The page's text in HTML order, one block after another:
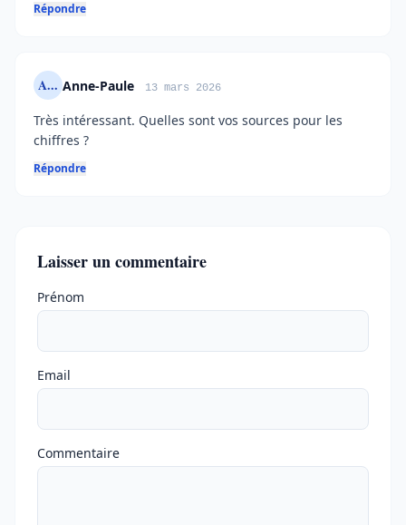
Répondre
A... Anne-Paule 13 mars 2026
Très intéressant. Quelles sont vos sources pour les
chiffres ?
Répondre
Laisser un commentaire
Ne pas remplir
Prénom
Email
Commentaire